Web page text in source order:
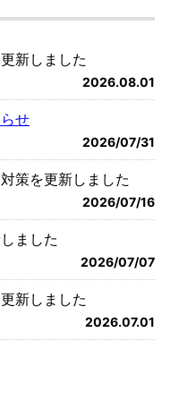
新しました
2026.08.01
せ
2026/07/31
策を更新しました
2026/07/16
ました
2026/07/07
新しました
2026.07.01